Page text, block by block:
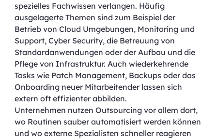
spezielles Fachwissen verlangen. Häufig
ausgelagerte Themen sind zum Beispiel der
Betrieb von Cloud Umgebungen, Monitoring und
Support, Cyber Security, die Betreuung von
Standardanwendungen oder der Aufbau und die
Pflege von Infrastruktur. Auch wiederkehrende
Tasks wie Patch Management, Backups oder das
Onboarding neuer Mitarbeitender lassen sich
extern oft effizienter abbilden.
Unternehmen nutzen Outsourcing vor allem dort,
wo Routinen sauber automatisiert werden können
und wo externe Spezialisten schneller reagieren